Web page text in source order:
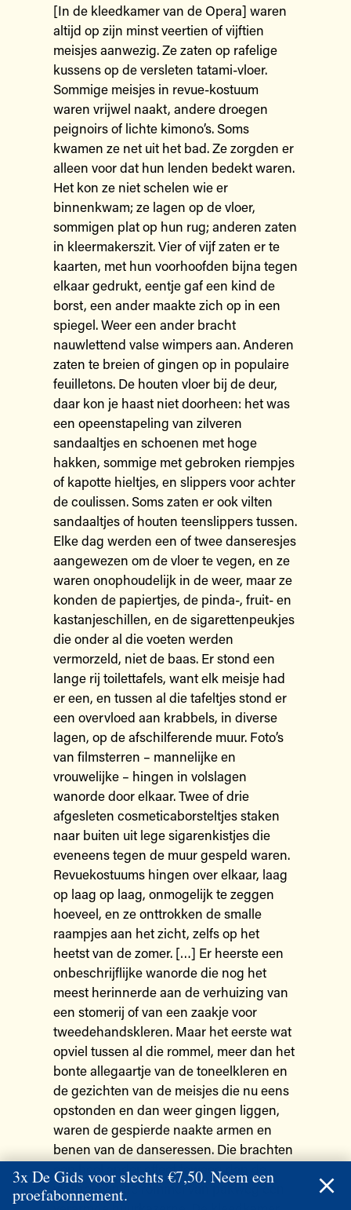
[In de kleedkamer van de Opera] waren
altijd op zijn minst veertien of vijftien
meisjes aanwezig. Ze zaten op rafelige
kussens op de versleten tatami-vloer.
Sommige meisjes in revue-kostuum
waren vrijwel naakt, andere droegen
peignoirs of lichte kimono’s. Soms
kwamen ze net uit het bad. Ze zorgden er
alleen voor dat hun lenden bedekt waren.
Het kon ze niet schelen wie er
binnenkwam; ze lagen op de vloer,
sommigen plat op hun rug; anderen zaten
in kleermakerszit. Vier of vijf zaten er te
kaarten, met hun voorhoofden bijna tegen
elkaar gedrukt, eentje gaf een kind de
borst, een ander maakte zich op in een
spiegel. Weer een ander bracht
nauwlettend valse wimpers aan. Anderen
zaten te breien of gingen op in populaire
feuilletons. De houten vloer bij de deur,
daar kon je haast niet doorheen: het was
een opeenstapeling van zilveren
sandaaltjes en schoenen met hoge
hakken, sommige met gebroken riempjes
of kapotte hieltjes, en slippers voor achter
de coulissen. Soms zaten er ook vilten
sandaaltjes of houten teenslippers tussen.
Elke dag werden een of twee danseresjes
aangewezen om de vloer te vegen, en ze
waren onophoudelijk in de weer, maar ze
konden de papiertjes, de pinda-, fruit- en
kastanjeschillen, en de sigarettenpeukjes
die onder al die voeten werden
vermorzeld, niet de baas. Er stond een
lange rij toilettafels, want elk meisje had
er een, en tussen al die tafeltjes stond er
een overvloed aan krabbels, in diverse
lagen, op de afschilferende muur. Foto’s
van filmsterren – mannelijke en
vrouwelijke – hingen in volslagen
wanorde door elkaar. Twee of drie
afgesleten cosmeticaborsteltjes staken
naar buiten uit lege sigarenkistjes die
eveneens tegen de muur gespeld waren.
Revuekostuums hingen over elkaar, laag
op laag op laag, onmogelijk te zeggen
hoeveel, en ze onttrokken de smalle
raampjes aan het zicht, zelfs op het
heetst van de zomer. […] Er heerste een
onbeschrijflijke wanorde die nog het
meest herinnerde aan de verhuizing van
een stomerij of van een zaakje voor
tweedehandskleren. Maar het eerste wat
opviel tussen al die rommel, meer dan het
bonte allegaartje van de toneelkleren en
de gezichten van de meisjes die nu eens
opstonden en dan weer gingen liggen,
waren de gespierde naakte armen en
benen van de danseressen. Die brachten
een heel ander effect teweeg dan de
viesheid en de rommel van pakweg een
3x De Gids voor slechts €7,50. Neem een
proefabonnement.